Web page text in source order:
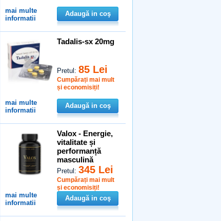
mai multe
informatii
Adaugă in coş
Tadalis-sx 20mg
Pretul:85 Lei
Cumpărați mai mult
și economisiți!
mai multe
informatii
Adaugă in coş
Valox - Energie,
vitalitate și
performanță
masculină
Pretul:345 Lei
Cumpărați mai mult
și economisiți!
mai multe
informatii
Adaugă in coş